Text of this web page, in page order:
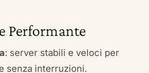
Performante
: server stabili e veloci per
senza interruzioni.